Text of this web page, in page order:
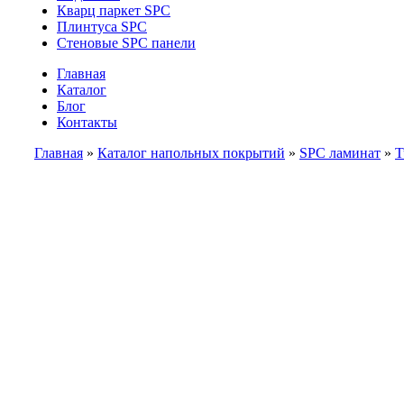
Кварц паркет SPC
Плинтуса SPC
Стеновые SPC панели
Главная
Каталог
Блог
Контакты
Главная » Каталог напольных покрытий » SPC ламинат »